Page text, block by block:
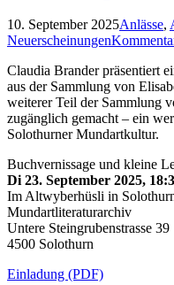
10. September 2025Anlässe,
Neuerscheinungen
Claudia Brander präsentiert
aus der Sammlung von
weiterer Teil der Sammlung
zugänglich gemacht – ein
Solothurner Mundartkultur.
Buchvernissage und kleine
Di 23. September 2025,
Im Altwyberhüsli in
Mundartliteraturarchiv
Untere Steingrubenstrasse 39
4500 Solothurn
Einladung (PDF)